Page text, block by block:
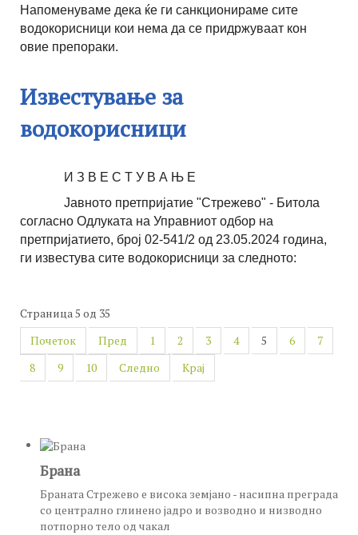
Напоменуваме дека ќе ги санкционираме сите
водокорисници кои нема да се придржуваат кон
овие препораки.
Известување за
водокорисници
И З В Е С Т У В А Њ Е
Јавното претпријатие "Стрежево" - Битола
согласно Одлуката на Управниот одбор на
претпријатието, број 02-541/2 од 23.05.2024 година,
ги известува сите водокорисници за следното:
Страница 5 од 35
Почеток
Пред 1 2 3 4 5 6
7
8
9 10 Следно Крај
Брана
Браната Стрежево е висока земјано - насипна преграда
со централно глинено јадро и возводно и низводно
потпорно тело од чакал